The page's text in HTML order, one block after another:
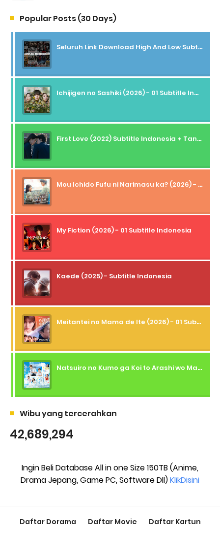
Popular Posts (30 Days)
Seluruh Link Download High And Low Subtitle Indonesia
Ichijigen no Sashiki (2026) - 01 Subtitle Indonesia
First Love (2022) Subtitle Indonesia + Tanpa Iklan + Streaming + 1080p
Mou Ichido Fufu ni Narimasu ka? (2026) - 01 Subtitle Indonesia
My Fiction (2026) - 01 Subtitle Indonesia
Kaede (2025) - Subtitle Indonesia
Meitantei no Mama de Ite (2026) - 01 Subtitle Indonesia
Natsuiro no Kumo ga Koi to Arashi wo Makiokosu (2026) - 01 Subtitle Indonesia
Wibu yang tercerahkan
42,689,294
Ingin Beli Database All in one Size 150TB (Anime,
Drama Jepang, Game PC, Software Dll)KlikDisini
Daftar Dorama Daftar Movie Daftar Kartun